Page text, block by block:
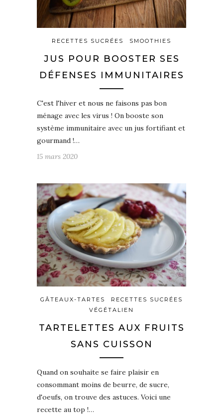
RECETTES SUCRÉES SMOOTHIES
JUS POUR BOOSTER SES
DÉFENSES IMMUNITAIRES
C'est l'hiver et nous ne faisons pas bon
ménage avec les virus ! On booste son
système immunitaire avec un jus fortifiant et
gourmand !…
15 mars 2020
GÂTEAUX-TARTES
RECETTES SUCRÉES
VÉGÉTALIEN
TARTELETTES AUX FRUITS
SANS CUISSON
Quand on souhaite se faire plaisir en
consommant moins de beurre, de sucre,
d'oeufs, on trouve des astuces. Voici une
recette au top !…